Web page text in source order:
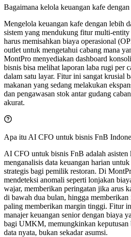
Bagaimana kelola keuangan kafe
Mengelola keuangan kafe dengan lebih
sistem yang mendukung fitur multi-
harus memisahkan biaya operasional
outlet untuk mengetahui cabang mana
MontPro menyediakan dashboard
bisnis bisa melihat laporan laba rugi per
dalam satu layar. Fitur ini sangat krusial
makanan yang sedang melakukan
dan pengawasan stok antar gudang
akurat.
Apa itu AI CFO untuk bisnis FnB
AI CFO untuk bisnis FnB adalah asisten
menganalisis data keuangan harian
strategis bagi pemilik restoran. Di
mendeteksi anomali seperti lonjakan
wajar, memberikan peringatan jika arus
di bawah dua bulan, hingga
paling memberikan margin tinggi. Fitur
manajer keuangan senior dengan biaya
bagi UMKM, memungkinkan keputusan
data nyata, bukan sekadar asumsi.